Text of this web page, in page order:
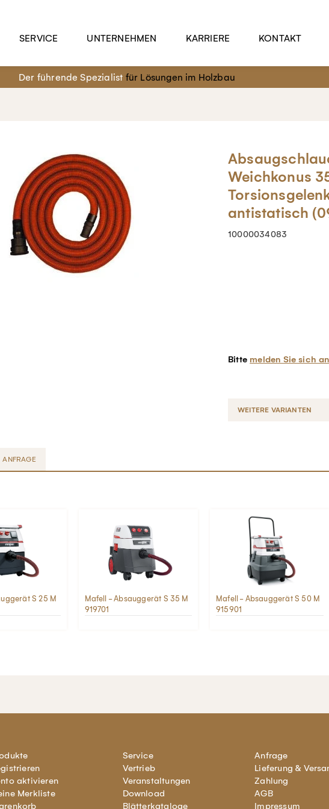
SERVICE UNTERNEHMEN KARRIERE KONTAKT
Der führende Spezialist für Lösungen im Holzbau
Weichkonus
antistatisch
10000034083
Bitte melden Sie sich an
WEITERE VARIANTEN
ANFRAGE
S 25 M
Mafell - Absauggerät S 35 M
919701
Mafell - Absauggerät S 50 M
915901
aktivieren
Merkliste
Service
Vertrieb
Veranstaltungen
Download
Blätterkataloge
Anfrage
Lieferung &
Zahlung
AGB
Impressum